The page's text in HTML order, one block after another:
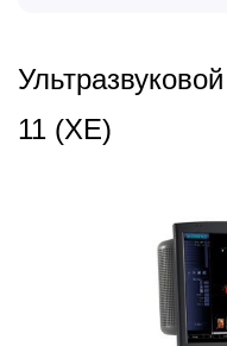
11 (XE)